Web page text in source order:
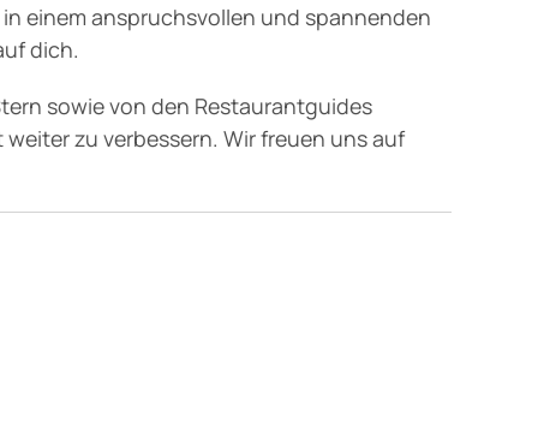
einem anspruchsvollen und spannenden
dich.
sowie von den Restaurantguides
zu verbessern. Wir freuen uns auf